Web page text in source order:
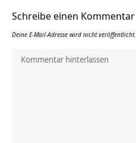
Schreibe einen Kommentar
Deine E-Mail-Adresse wird nicht veröffentlicht.